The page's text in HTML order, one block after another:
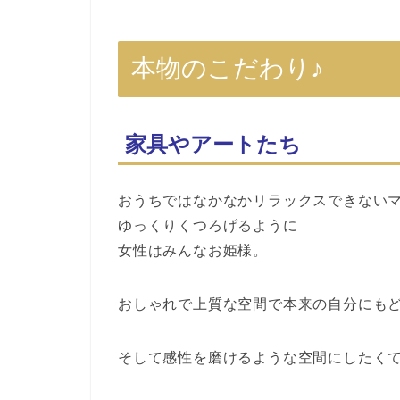
本物のこだわり♪
家具やアートたち
おうちではなかなかリラックスできないマ
ゆっくりくつろげるように
女性はみんなお姫様。
おしゃれで上質な空間で本来の自分にもど
そして感性を磨けるような空間にしたくて